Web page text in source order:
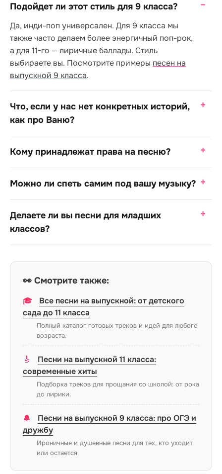
Подойдет ли этот стиль для 9 класса?
Да, инди-поп универсален. Для 9 класса мы
также часто делаем более энергичный поп-рок,
а для 11-го — лиричные баллады. Стиль
выбираете вы. Посмотрите примеры песен на
выпускной 9 класса.
Что, если у нас нет конкретных историй,
как про Ваню?
Кому принадлежат права на песню?
Можно ли спеть самим под вашу музыку?
Делаете ли вы песни для младших
классов?
👀 Смотрите также:
🎓
Все песни на выпускной: от детского
сада до 11 класса
Полный каталог готовых треков и идей для любого
возраста.
🎸
Песни на выпускной 11 класса:
современные хиты
Подборка треков для прощания со школой: от рока
до лирики.
🔔
Песни на выпускной 9 класса: про ОГЭ и
дружбу
Ироничные и душевные песни для тех, кто уходит
или остается.